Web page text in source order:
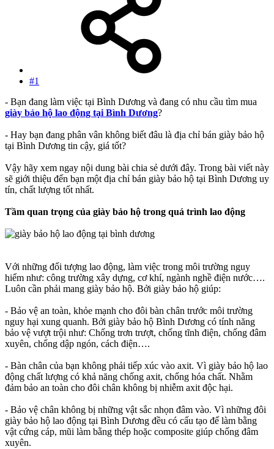
#1
- Bạn đang làm việc tại Bình Dương và đang có nhu cầu tìm mua
giày bảo hộ lao động tại Bình Dương?
- Hay bạn đang phân vân không biết đâu là địa chỉ bán giày bảo hộ
tại Bình Dương tin cậy, giá tốt?
Vậy hãy xem ngay nội dung bài chia sẻ dưới đây. Trong bài viết này
sẽ giới thiệu đến bạn một địa chỉ bán giày bảo hộ tại Bình Dương uy
tín, chất lượng tốt nhất.
Tầm quan trọng của giày bảo hộ trong quá trình lao động
Với những đối tượng lao động, làm việc trong môi trường nguy
hiểm như: công trường xây dựng, cơ khí, ngành nghề điện nước….
Luôn cần phải mang giày bảo hộ. Bởi giày bảo hộ giúp:
- Bảo vệ an toàn, khỏe mạnh cho đôi bàn chân trước môi trường
nguy hại xung quanh. Bởi giày bảo hộ Bình Dương có tính năng
bảo vệ vượt trội như: Chống trơn trượt, chống tĩnh điện, chống đâm
xuyên, chống dập ngón, cách điện….
- Bàn chân của bạn không phải tiếp xúc vào axit. Vì giày bảo hộ lao
động chất lượng có khả năng chống axit, chống hóa chất. Nhằm
đảm bảo an toàn cho đôi chân không bị nhiễm axit độc hại.
- Bảo vệ chân không bị những vật sắc nhọn đâm vào. Vì những đôi
giày bảo hộ lao động tại Bình Dương đều có cấu tạo đế làm bằng
vật cứng cáp, mũi làm bằng thép hoặc composite giúp chống đâm
xuyên.